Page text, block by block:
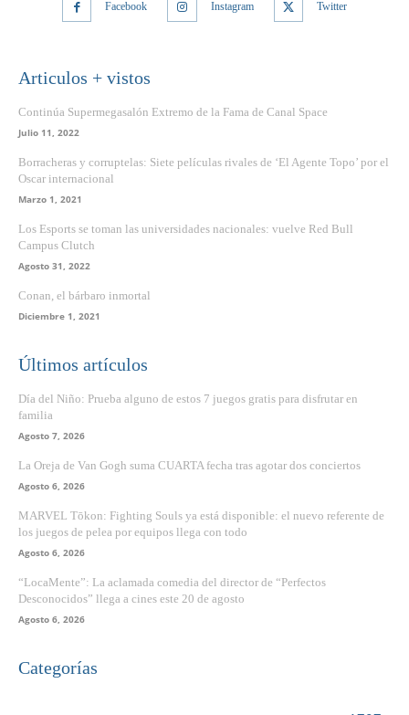
Facebook Instagram Twitter
Articulos + vistos
Continúa Supermegasalón Extremo de la Fama de Canal Space
Julio 11, 2022
Borracheras y corruptelas: Siete películas rivales de ‘El Agente Topo’ por el
Oscar internacional
Marzo 1, 2021
Los Esports se toman las universidades nacionales: vuelve Red Bull
Campus Clutch
Agosto 31, 2022
Conan, el bárbaro inmortal
Diciembre 1, 2021
Últimos artículos
Día del Niño: Prueba alguno de estos 7 juegos gratis para disfrutar en
familia
Agosto 7, 2026
La Oreja de Van Gogh suma CUARTA fecha tras agotar dos conciertos
Agosto 6, 2026
MARVEL Tōkon: Fighting Souls ya está disponible: el nuevo referente de
los juegos de pelea por equipos llega con todo
Agosto 6, 2026
“LocaMente”: La aclamada comedia del director de “Perfectos
Desconocidos” llega a cines este 20 de agosto
Agosto 6, 2026
Categorías